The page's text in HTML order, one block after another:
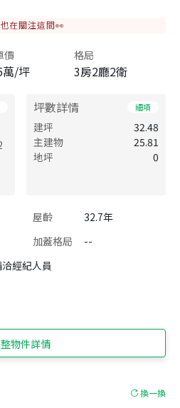
在關注這間👀
價
萬/坪
格局
3房2廳2衛
坪數詳情 細項
建坪
32.48
主建物
25.81
地坪
0
屋齡
32.7年
加蓋格局
--
經紀人員
物件詳情
換一換